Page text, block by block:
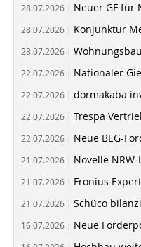
28.07.2026 | Neuer GF für
28.07.2026 | Konjunktur
28.07.2026 |
22.07.2026 | Nationaler
22.07.2026 | dormakaba
22.07.2026 | Trespa
22.07.2026 | Neue BEG-
21.07.2026 | Novelle
21.07.2026 | Fronius
21.07.2026 | Schüco
16.07.2026 | Neue